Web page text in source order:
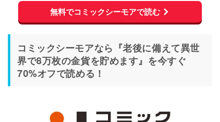
無料でコミックシーモアで読む
コミックシーモアなら『老後に備えて異世
界で8万枚の金貨を貯めます』を今すぐ
70%オフで読める！